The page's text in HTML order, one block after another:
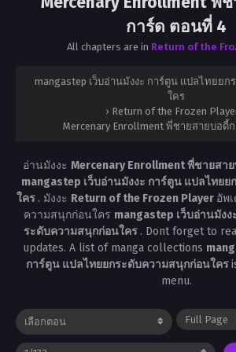
การ์ด ตอนที่ 4
All chapters are in Return of the
mangastep เว็บอ่านมังงะ การ์ตูน แปลไทยย
ใคร
› Return of the Frozen
Mercenary Enrollment พี่ชายสายบอดี้
อ่านมังงะ Mercenary Enrollment พี่ชายสา
mangastep เว็บอ่านมังงะ การ์ตูน แปลไทย
ใคร . มังงะ Return of the Frozen Player อัพ
ความสนุกก่อนใคร mangastep เว็บอ่านมัง
ระดับความสนุกก่อนใคร . Dont forget to
updates. A list of manga collections
การ์ตูน แปลไทยยกระดับความสนุกก่อนใคร
menu.